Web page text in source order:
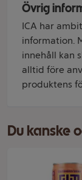
Övrig
ICA har
information.
innehåll kan
alltid före
produktens
Du kanske